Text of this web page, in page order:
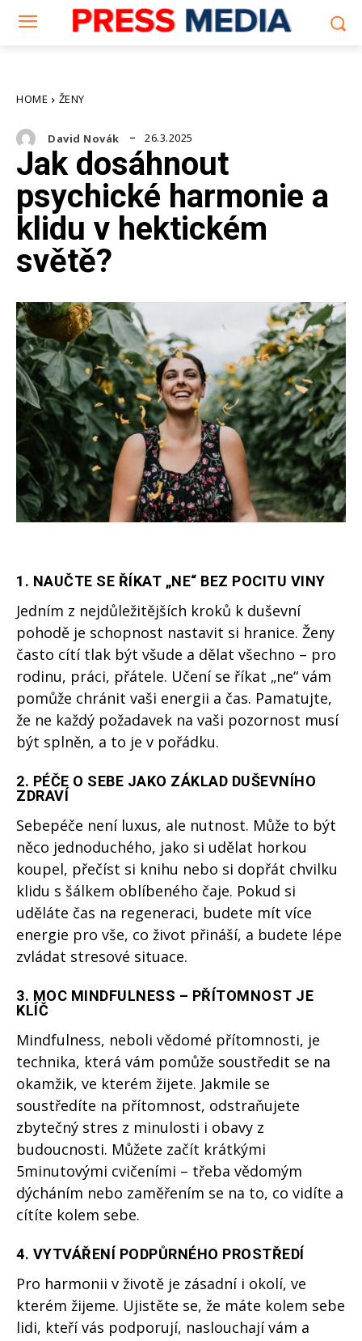
HOME ŽENY
David Novák 26.3.2025
Jak dosáhnout
psychické harmonie a
klidu v hektickém
světě?
1. NAUČTE SE ŘÍKAT „NE“ BEZ POCITU VINY
Jedním z nejdůležitějších kroků k duševní
pohodě je schopnost nastavit si hranice. Ženy
často cítí tlak být všude a dělat všechno – pro
rodinu, práci, přátele. Učení se říkat „ne“ vám
pomůže chránit vaši energii a čas. Pamatujte,
že ne každý požadavek na vaši pozornost musí
být splněn, a to je v pořádku.
2. PÉČE O SEBE JAKO ZÁKLAD DUŠEVNÍHO
ZDRAVÍ
Sebepéče není luxus, ale nutnost. Může to být
něco jednoduchého, jako si udělat horkou
koupel, přečíst si knihu nebo si dopřát chvilku
klidu s šálkem oblíbeného čaje. Pokud si
uděláte čas na regeneraci, budete mít více
energie pro vše, co život přináší, a budete lépe
zvládat stresové situace.
3. MOC MINDFULNESS – PŘÍTOMNOST JE
KLÍČ
Mindfulness, neboli vědomé přítomnosti, je
technika, která vám pomůže soustředit se na
okamžik, ve kterém žijete. Jakmile se
soustředíte na přítomnost, odstraňujete
zbytečný stres z minulosti i obavy z
budoucnosti. Můžete začít krátkými
5minutovými cvičeními – třeba vědomým
dýcháním nebo zaměřením se na to, co vidíte a
cítíte kolem sebe.
4. VYTVÁŘENÍ PODPŮRNÉHO PROSTŘEDÍ
Pro harmonii v životě je zásadní i okolí, ve
kterém žijeme. Ujistěte se, že máte kolem sebe
lidi, kteří vás podporují, naslouchají vám a